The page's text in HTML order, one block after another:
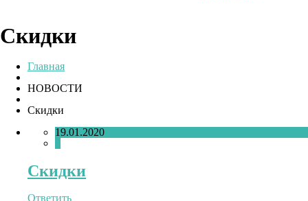
Скидки
Главная
НОВОСТИ
Скидки
19.01.2020
Скидки
Ответить